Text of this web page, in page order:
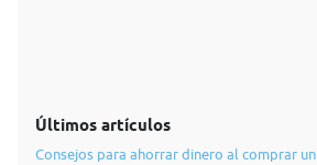
Últimos artículos
Consejos para ahorrar dinero al comprar